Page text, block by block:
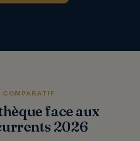
COMPARATIF
face aux
2026